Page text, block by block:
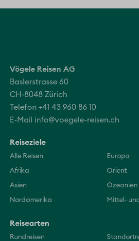
Vögele Reisen AG
Baslerstrasse 60
CH-8048 Zürich
Telefon +41 43 960 86 10
E-Mail info@voegele-reisen.ch
Reiseziele
Alle Reisen Europa
Afrika Orient
Asien Ozeanien
Nordamerika Mittel-
Reisearten
Rundreisen